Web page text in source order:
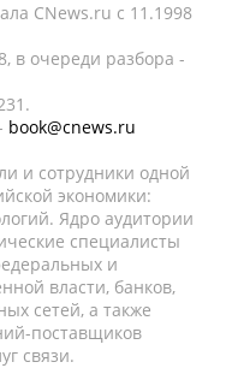
CNews.ru c 11.1998
в очереди разбора -
book@cnews.ru
и сотрудники одной
экономики:
Ядро аудитории
специалисты
и
власти, банков,
сетей, а также
поставщиков
связи.